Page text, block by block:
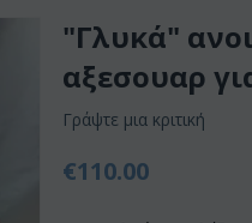
"Γλυκά"
αξεσουαρ
Γράψτε μια κριτική
€110.00